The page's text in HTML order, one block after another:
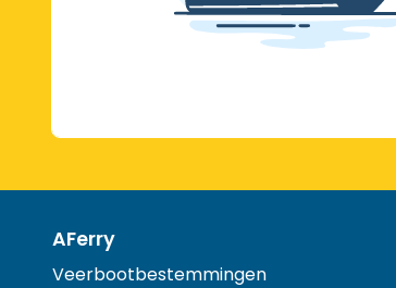
AFerry
Veerbootbestemmingen